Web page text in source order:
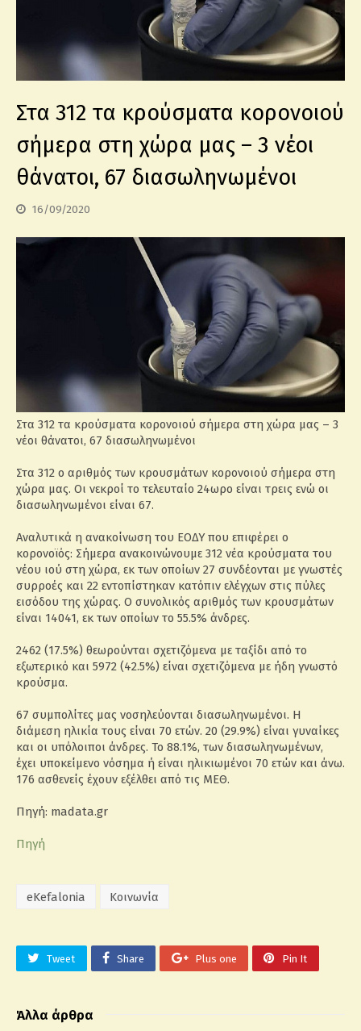
Στα 312 τα κρούσματα κορονοιού
σήμερα στη χώρα μας – 3 νέοι
θάνατοι, 67 διασωληνωμένοι
16/09/2020
Στα 312 τα κρούσματα κορονοιού σήμερα στη χώρα μας – 3
νέοι θάνατοι, 67 διασωληνωμένοι
Στα 312 ο αριθμός των κρουσμάτων κορονοιού σήμερα στη
χώρα μας. Οι νεκροί το τελευταίο 24ωρο είναι τρεις ενώ οι
διασωληνωμένοι είναι 67.
Αναλυτικά η ανακοίνωση του ΕΟΔΥ που επιφέρει ο
κορονοϊός: Σήμερα ανακοινώνουμε 312 νέα κρούσματα του
νέου ιού στη χώρα, εκ των οποίων 27 συνδέονται με γνωστές
συρροές και 22 εντοπίστηκαν κατόπιν ελέγχων στις πύλες
εισόδου της χώρας. Ο συνολικός αριθμός των κρουσμάτων
είναι 14041, εκ των οποίων το 55.5% άνδρες.
2462 (17.5%) θεωρούνται σχετιζόμενα με ταξίδι από το
εξωτερικό και 5972 (42.5%) είναι σχετιζόμενα με ήδη γνωστό
κρούσμα.
67 συμπολίτες μας νοσηλεύονται διασωληνωμένοι. Η
διάμεση ηλικία τους είναι 70 ετών. 20 (29.9%) είναι γυναίκες
και οι υπόλοιποι άνδρες. To 88.1%, των διασωληνωμένων,
έχει υποκείμενο νόσημα ή είναι ηλικιωμένοι 70 ετών και άνω.
176 ασθενείς έχουν εξέλθει από τις ΜΕΘ.
Πηγή: madata.gr
Πηγή
eKefalonia Κοινωνία
Tweet Share Plus one Pin It
Άλλα άρθρα